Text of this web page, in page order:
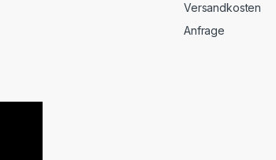
Versandkosten
Anfrage